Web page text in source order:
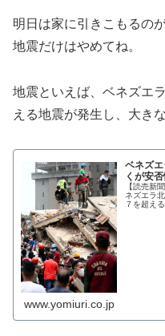
明日は家に引きこもるの
地震だけはやめてね。
地震といえば、ベネズエ
える地震が発生し、大き
ベネズ
くが安
【読売新
ネズエラ
７を超え
www.yomiuri.co.jp